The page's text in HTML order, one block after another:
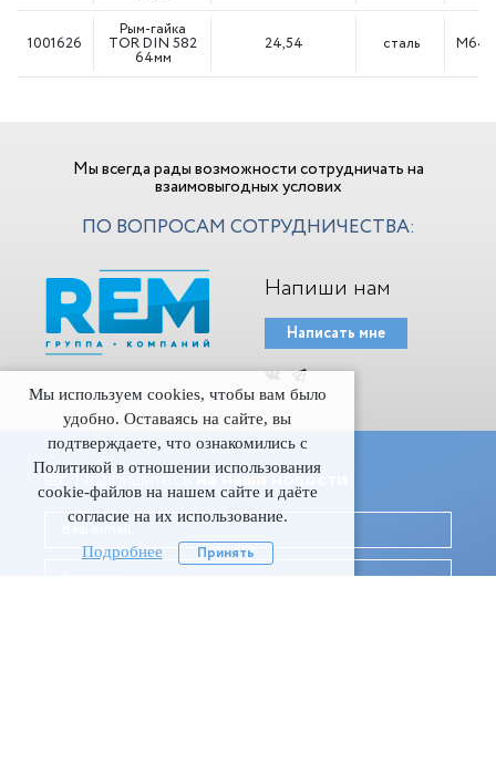
1001626
Рым-гайка
TOR DIN 582
64мм
24,54 сталь М64
Мы всегда рады возможности сотрудничать на
взаимовыгодных услових
ПО ВОПРОСАМ СОТРУДНИЧЕСТВА:
Напиши нам
Написать мне
Подпишитесьна наши новости
Мы используем cookies, чтобы вам было
удобно. Оставаясь на сайте, вы
подтверждаете, что ознакомились с
Политикой в отношении использования
cookie-файлов на нашем сайте и даёте
согласие на их использование.
Подробнее
Принять